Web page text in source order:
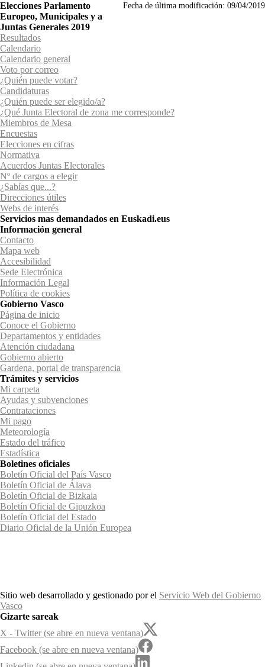
Fecha de última modificación: 09/04/2019
Elecciones Parlamento
Europeo, Municipales y a
Juntas Generales 2019
Resultados
Calendario
Calendario general
Voto por correo
¿Quién puede votar?
Candidaturas
¿Quién puede ser elegido/a?
¿Qué Junta Electoral de zona me corresponde?
Miembros de Mesa
Encuestas
Elecciones en cifras
Normativa
Acuerdos Juntas Electorales
Nº de cargos a elegir
¿Sabías que...?
Direcciones útiles
Webs de interés
Servicios mas demandados en Euskadi.eus
Información general
Contacto
Mapa web
Accesibilidad
Sede Electrónica
Información Legal
Política de cookies
Gobierno Vasco
Página de inicio
Conoce el Gobierno
Departamentos y entidades
Atención ciudadana
Gobierno abierto
Gardena, portal de transparencia
Trámites y servicios
Mi carpeta
Ayudas y subvenciones
Contrataciones
Mi pago
Meteorología
Estado del tráfico
Estadística
Boletines oficiales
Boletín Oficial del País Vasco
Boletín Oficial de Álava
Boletín Oficial de Bizkaia
Boletín Oficial de Gipuzkoa
Boletín Oficial del Estado
Diario Oficial de la Unión Europea
Sitio web desarrollado y gestionado por el Servicio Web del Gobierno
Vasco
Gizarte sareak
X - Twitter (se abre en nueva ventana)
Facebook (se abre en nueva ventana)